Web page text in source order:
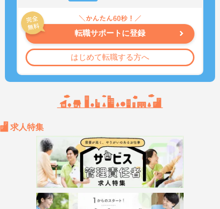
転職サポートに登録
はじめて転職する方へ
求人特集